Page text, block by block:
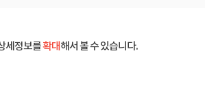
세정보를확대해서 볼 수 있습니다.